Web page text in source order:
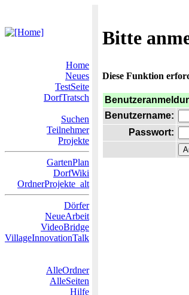
Bitte
Home
Neues
TestSeite
DorfTratsch
Suchen
Teilnehmer
Projekte
GartenPlan
DorfWiki
OrdnerProjekte_alt
Dörfer
NeueArbeit
VideoBridge
VillageInnovationTalk
AlleOrdner
AlleSeiten
Hilfe
Diese Funktion
Benutzername:
Passwort: